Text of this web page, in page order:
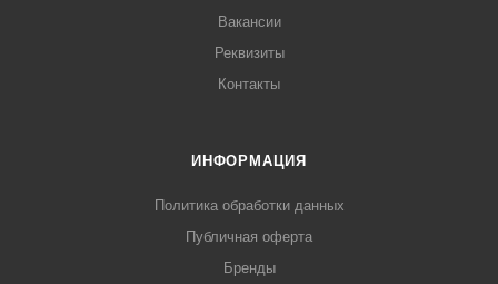
Вакансии
Реквизиты
Контакты
ИНФОРМАЦИЯ
Политика обработки данных
Публичная оферта
Бренды